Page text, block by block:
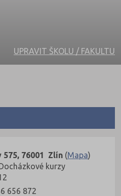
UPRAVIT ŠKOLU / FAKULTU
575, 76001 Zlín (Mapa)
kurzy
656 872